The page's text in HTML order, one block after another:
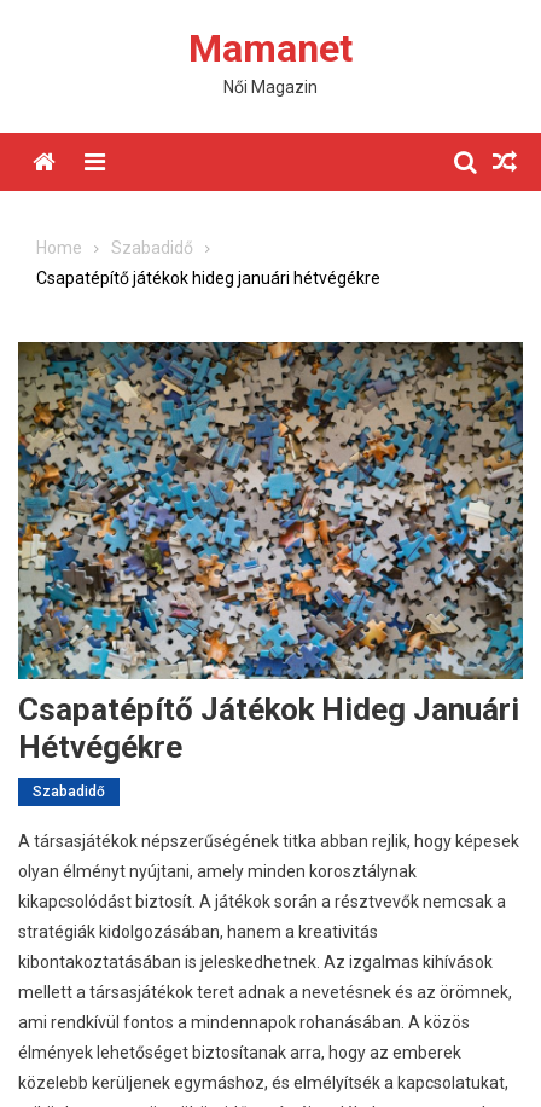
Mamanet
Női Magazin
Menu
Home
Szabadidő
Csapatépítő játékok hideg januári hétvégékre
Csapatépítő Játékok Hideg Januári
Hétvégékre
Szabadidő
A társasjátékok népszerűségének titka abban rejlik, hogy képesek
olyan élményt nyújtani, amely minden korosztálynak
kikapcsolódást biztosít. A játékok során a résztvevők nemcsak a
stratégiák kidolgozásában, hanem a kreativitás
kibontakoztatásában is jeleskedhetnek. Az izgalmas kihívások
mellett a társasjátékok teret adnak a nevetésnek és az örömnek,
ami rendkívül fontos a mindennapok rohanásában. A közös
élmények lehetőséget biztosítanak arra, hogy az emberek
közelebb kerüljenek egymáshoz, és elmélyítsék a kapcsolatukat,